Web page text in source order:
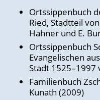
Ortssippenbuch
Ried, Stadtteil
Hahner und E.
Ortssippenbuch
Evangelischen
Stadt 1525–1997
Familienbuch
Kunath (2009)